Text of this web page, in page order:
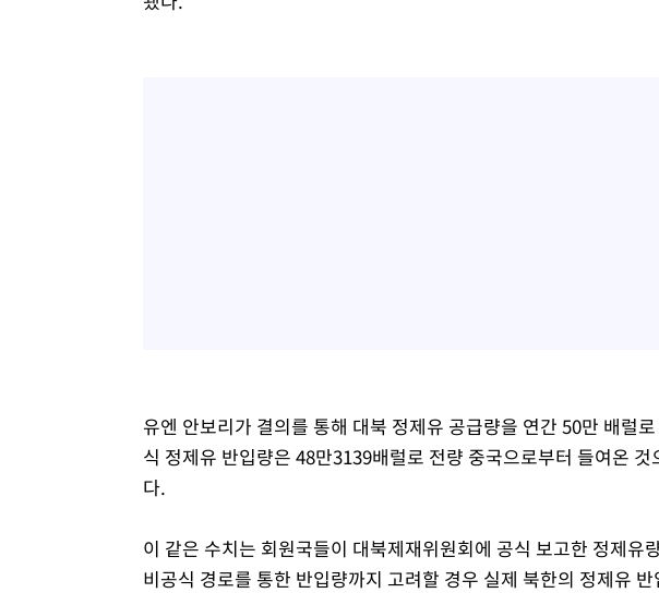
유엔 안보리가 결의를 통해 대북 정제유 공급량을 연간 50만 배럴
식 정제유 반입량은 48만3139배럴로 전량 중국으로부터 들여온
다.
이 같은 수치는 회원국들이 대북제재위원회에 공식 보고한 정제유
비공식 경로를 통한 반입량까지 고려할 경우 실제 북한의 정제유